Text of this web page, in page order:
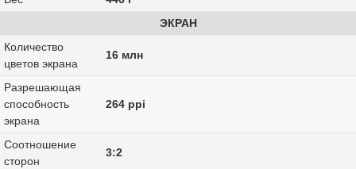
ЭКРАН
Количество
цветов экрана
16 млн
Разрешающая
способность
экрана
264 ppi
Соотношение
сторон
3:2